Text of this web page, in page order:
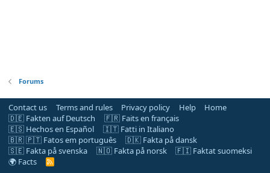
Forums
Contact us Terms and rules Privacy policy Help
Home
🇩🇪 Fakten auf Deutsch
🇫🇷 Faits en français
🇪🇸 Hechos en Español
🇮🇹 Fatti in Italiano
🇧🇷 🇵🇹 Fatos em português
🇩🇰 Fakta på dansk
🇸🇪 Fakta på svenska
🇳🇴 Fakta på norsk
🇫🇮 Faktat suomeksi
🌍 Facts
R